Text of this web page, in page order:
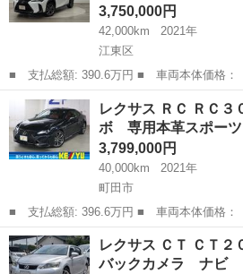
3,750,000円
42,000km
2021年
江東区
■ 支払総額: 390.6万円 ■ 車両本体価格： 3,750,000 円 ■ メーカ
ー名： レクサス ■ 車種名： ＵＸ ■ グ
ｈ Ｆスポーツ 盗難防止 ＡＢＳ バック
プ 地デジ...
東京 江東区 レクサス
レクサス ＲＣ ＲＣ
ボ 専用本革スポー
3,799,000円
40,000km
2021年
町田市
■ 支払総額: 396.6万円 ■ 車両本体価格： 3,799,000 円 ■ メーカ
ー名： レクサス ■ 車種名： ＲＣ ■ グ
０ Ｆスポーツ ターボ 専用本革スポー
ーション ...
東京 町田市 レクサス
レクサス ＣＴ ＣＴ
バックカメラ ナビ